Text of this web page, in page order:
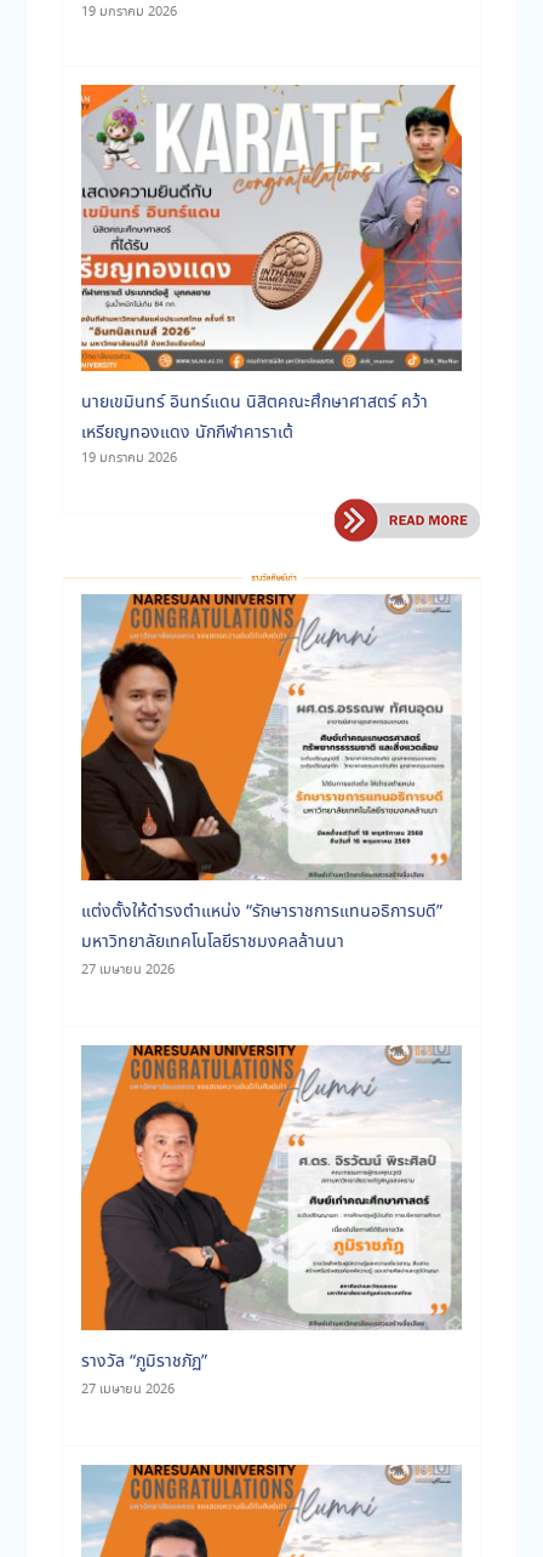
19 มกราคม 2026
นายเขมินทร์ อินทร์แดน นิสิตคณะศึกษาศาสตร์ คว้า
เหรียญทองแดง นักกีฬาคาราเต้
19 มกราคม 2026
แต่งตั้งให้ดำรงตำแหน่ง “รักษาราชการแทนอธิการบดี”
มหาวิทยาลัยเทคโนโลยีราชมงคลล้านนา
27 เมษายน 2026
รางวัล “ภูมิราชภัฏ”
27 เมษายน 2026